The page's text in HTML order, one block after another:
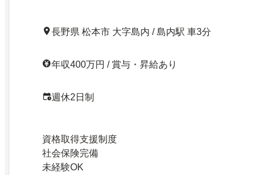
長野県 松本市 大字島内 / 島内駅 車3分
年収400万円 / 賞与・昇給あり
週休2日制
資格取得支援制度
社会保険完備
未経験OK